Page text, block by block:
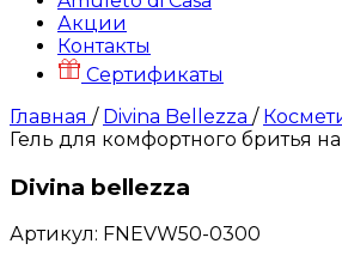
Акции
Контакты
Сертификаты
Главная / Divina Bellezza /
Гель для комфортного бритья
Divina bellezza
Артикул: FNEVW50-0300